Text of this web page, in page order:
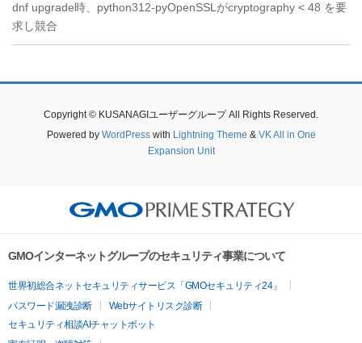
dnf upgrade時、python312-pyOpenSSLがcryptography < 48 を要
求し競合
Copyright © KUSANAGIユーザーグループ All Rights Reserved.
Powered by WordPresswith Lightning Theme & VK All in One
Expansion Unit
GMOインターネットグループのセキュリティ事業について
世界初総合ネットセキュリティサービス「GMOセキュリティ24」
パスワード漏洩診断
Webサイトリスク診断
セキュリティ相談AIチャットボット